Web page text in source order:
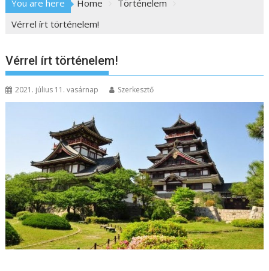
You are here Home
Történelem
Vérrel írt történelem!
Vérrel írt történelem!
2021. július 11. vasárnap Szerkesztő